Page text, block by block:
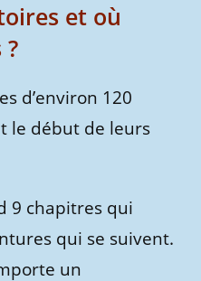
et où
d’environ 120
le début de leurs
9 chapitres qui
qui se suivent.
un